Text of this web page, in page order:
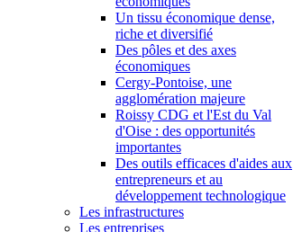
Un tissu économique dense,
riche et diversifié
Des pôles et des axes
économiques
Cergy-Pontoise, une
agglomération majeure
Roissy CDG et l'Est du Val
d'Oise : des opportunités
importantes
Des outils efficaces d'aides aux
entrepreneurs et au
développement technologique
Les infrastructures
Les entreprises